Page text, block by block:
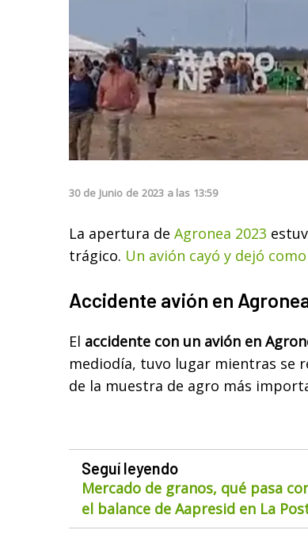
30 de Junio de 2023 a las 13:59
La apertura de Agronea 2023
trágico. Un avión cayó y dejó
Accidente avión en
El accidente con un avión en
mediodía, tuvo lugar mientras se
de la muestra de agro más
Seguí leyendo
Mercado de granos, qué pasa
el balance de Aapresid en La